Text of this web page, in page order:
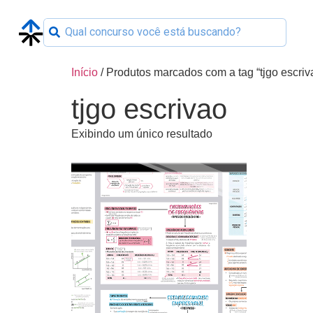
Início / Produtos marcados com a tag “tjgo
tjgo escrivao
Exibindo um único resultado